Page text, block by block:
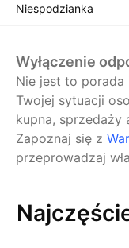
Niespodzianka
Wyłączenie
Nie jest to porada
Twojej sytuacji
kupna, sprzedaży
Zapoznaj się z
przeprowadzaj